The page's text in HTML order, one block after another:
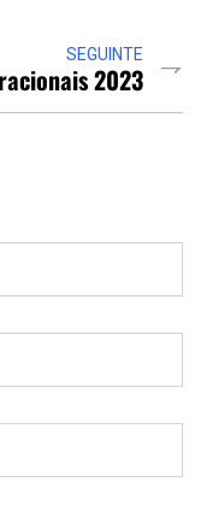
SEGUINTE
2023